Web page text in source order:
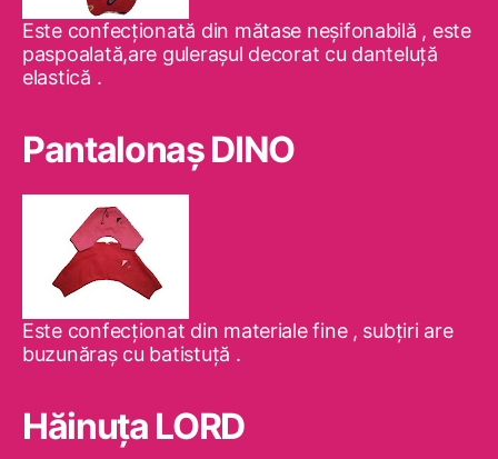
Este confecţionată din mătase neşifonabilă , este
paspoalată,are guleraşul decorat cu danteluţă
elastică .
Pantalonaş DINO
Este confecţionat din materiale fine , subţiri are
buzunăraş cu batistuţă .
Hăinuţa LORD